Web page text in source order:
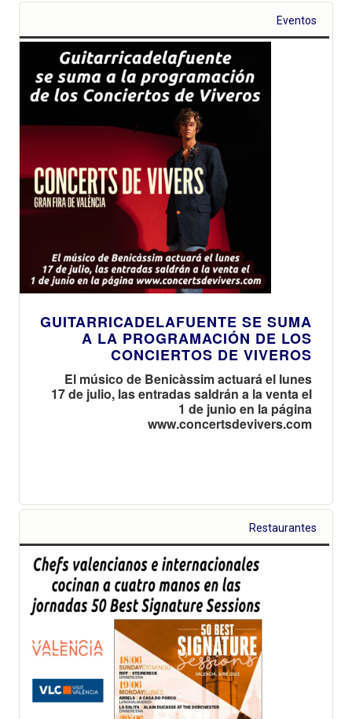
Eventos
GUITARRICADELAFUENTE SE SUMA
A LA PROGRAMACIÓN DE LOS
CONCIERTOS DE VIVEROS
El músico de Benicàssim actuará el lunes
17 de julio, las entradas saldrán a la venta el
1 de junio en la página
www.concertsdevivers.com
Restaurantes